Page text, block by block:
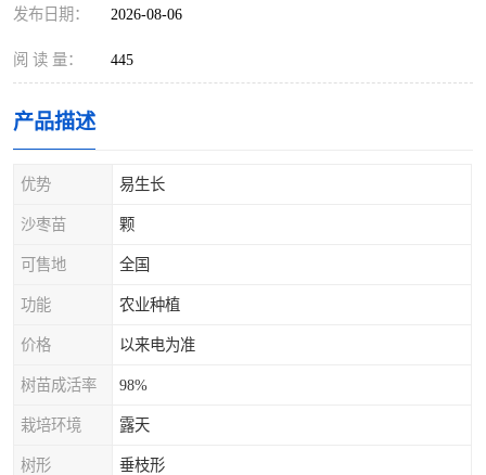
发布日期： 2026-08-06
阅 读 量： 445
产品描述
优势 易生长
沙枣苗 颗
可售地 全国
功能 农业种植
价格 以来电为准
树苗成活率 98%
栽培环境 露天
树形 垂枝形